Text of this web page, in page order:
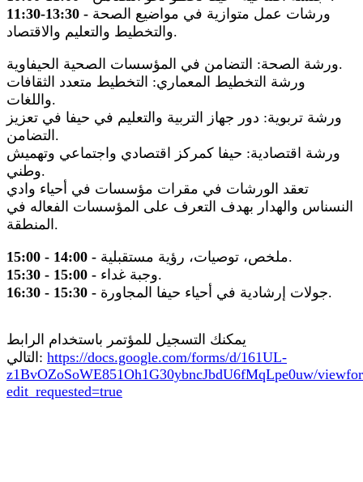
11:30-13:30 -
والتخطيط والتعليم والاقتصاد.
ورشة الصحة: التضامن في المؤسسات الصحية الحيفاوية.
ورشة التخطيط المعماري: التخطيط متعدد الثقافات
واللغات.
ورشة تربوية: دور جهاز التربية والتعليم في حيفا في تعزيز
التضامن.
ورشة اقتصادية: حيفا كمركز اقتصادي واجتماعي وتهميش
وطني.
تعقد الورشات في مقرات مؤسسات في أحياء وادي
النسناس والهدار بهدف التعرف على المؤسسات الفعاله في
المنطقة.
15:00 - 14:00 -
ملخص، توصيات، رؤية مستقبلية.
15:30 - 15:00 -
وجبة غداء.
16:30 - 15:30 -
جولات إرشادية في أحياء حيفا المجاورة.
يمكنك التسجيل للمؤتمر باستخدام الرابط
التالي: https://docs.google.com/forms/d/161UL-
z1BvOZoSoWE851Oh1G30ybncJbdU6fMqLpe0uw/
edit_requested=true